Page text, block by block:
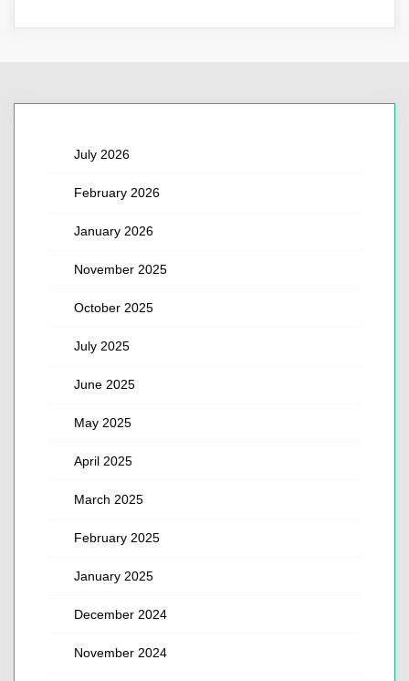
July 2026
February 2026
January 2026
November 2025
October 2025
July 2025
June 2025
May 2025
April 2025
March 2025
February 2025
January 2025
December 2024
November 2024